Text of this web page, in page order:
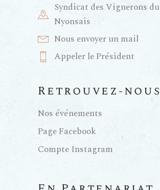
Syndicat des Vignerons du
Nyonsais
Nous envoyer un mail
Appeler le Président
Retrouvez-nous
Nos événements
Page Facebook
Compte Instagram